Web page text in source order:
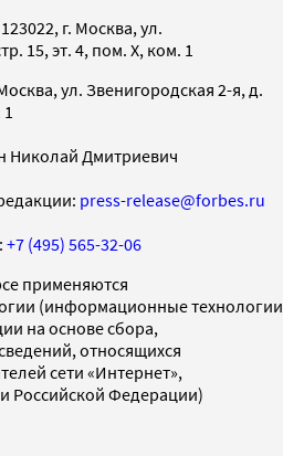
г. Москва, ул.
15, эт. 4, пом. X, ком. 1
ул. Звенигородская 2-я, д.
Николай Дмитриевич
press-release@forbes.ru
+7 (495) 565-32-06
применяются
(информационные технологии
на основе сбора,
относящихся
сети «Интернет»,
Российской Федерации)